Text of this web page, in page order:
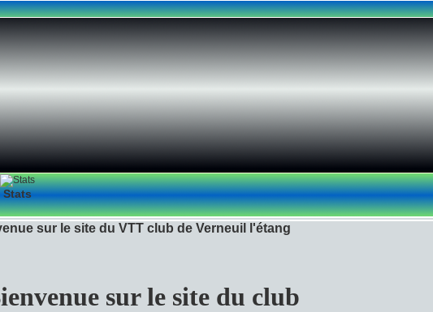
Stats
sur le site du VTT club de Verneuil l'étang
sur le site du club